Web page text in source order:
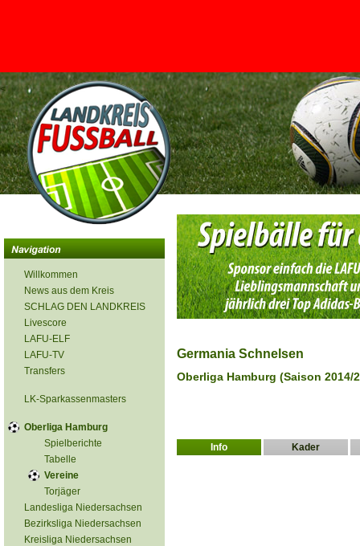
<
Willkommen
News aus dem Kreis
SCHLAG DEN LANDKREIS
Livescore
LAFU-ELF
LAFU-TV
Transfers
LK-Sparkassenmasters
Oberliga Hamburg
Spielberichte
Tabelle
Vereine
Torjäger
Landesliga Niedersachsen
Bezirksliga Niedersachsen
Kreisliga Niedersachsen
Germania Schnelsen
Oberliga Hamburg (Saison 2014/
Info Kader